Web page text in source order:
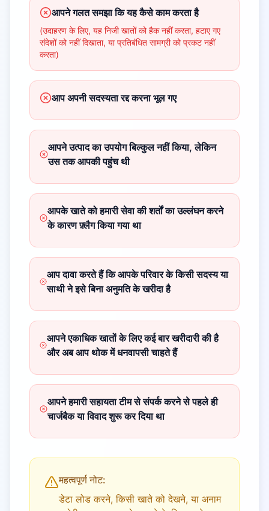
आपने गलत समझा कि यह कैसे काम करता है
(उदाहरण के लिए, यह निजी खातों को हैक नहीं करता, हटाए गए
संदेशों को नहीं दिखाता, या प्रतिबंधित सामग्री को प्रकट नहीं
करता)
आप अपनी सदस्यता रद्द करना भूल गए
आपने उत्पाद का उपयोग बिल्कुल नहीं किया, लेकिन
उस तक आपकी पहुंच थी
आपके खाते को हमारी सेवा की शर्तों का उल्लंघन करने
के कारण फ़्लैग किया गया था
आप दावा करते हैं कि आपके परिवार के किसी सदस्य या
साथी ने इसे बिना अनुमति के खरीदा है
आपने एकाधिक खातों के लिए कई बार खरीदारी की है
और अब आप थोक में धनवापसी चाहते हैं
आपने हमारी सहायता टीम से संपर्क करने से पहले ही
चार्जबैक या विवाद शुरू कर दिया था
महत्वपूर्ण नोट:
डेटा लोड करने, किसी खाते को देखने, या अनाम